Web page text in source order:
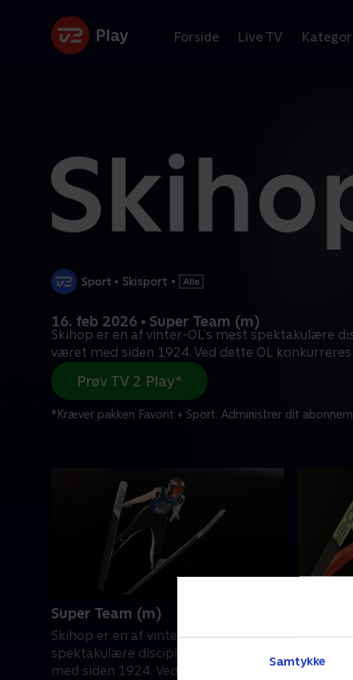
Samtykke
Forside Live TV
• Skisport •
16. feb 2026 • Super Team (m)
Skihop er en af vinter-OL’s mest spektakulære
været med siden 1924. Ved dette OL
Prøv TV 2 Play*
*Kræver pakken Favorit + Sport. Administrer dit
Super Team (m)
Skihop er en af vinter-OL’s mest
spektakulære discipliner og har været
med siden 1924. Ved dette OL
Skihop
med